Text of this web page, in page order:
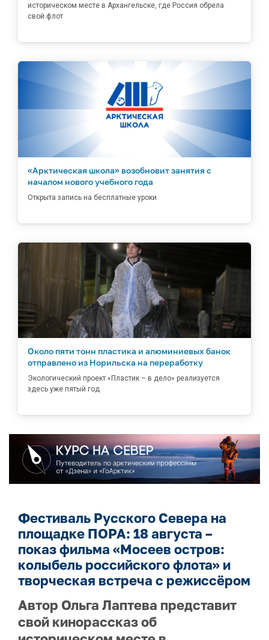
историческом месте в Архангельске, где Россия обрела
свой флот
«Арктическая школа» возобновит занятия с
началом нового учебного года
Открыта запись на бесплатные уроки
Около пяти тонн пластика и алюминиевых банок
отправлено из Норильска на переработку
Экологический проект «Пластик – в дело» реализуется
здесь уже пятый год
Фестиваль Русского Севера на
площадке ПОРА: 18 августа –
показ фильма «Мосеев остров:
колыбель российского флота» и
творческая встреча с режиссёром
Автор Ольга Лаптева представит
свой кинорассказ об